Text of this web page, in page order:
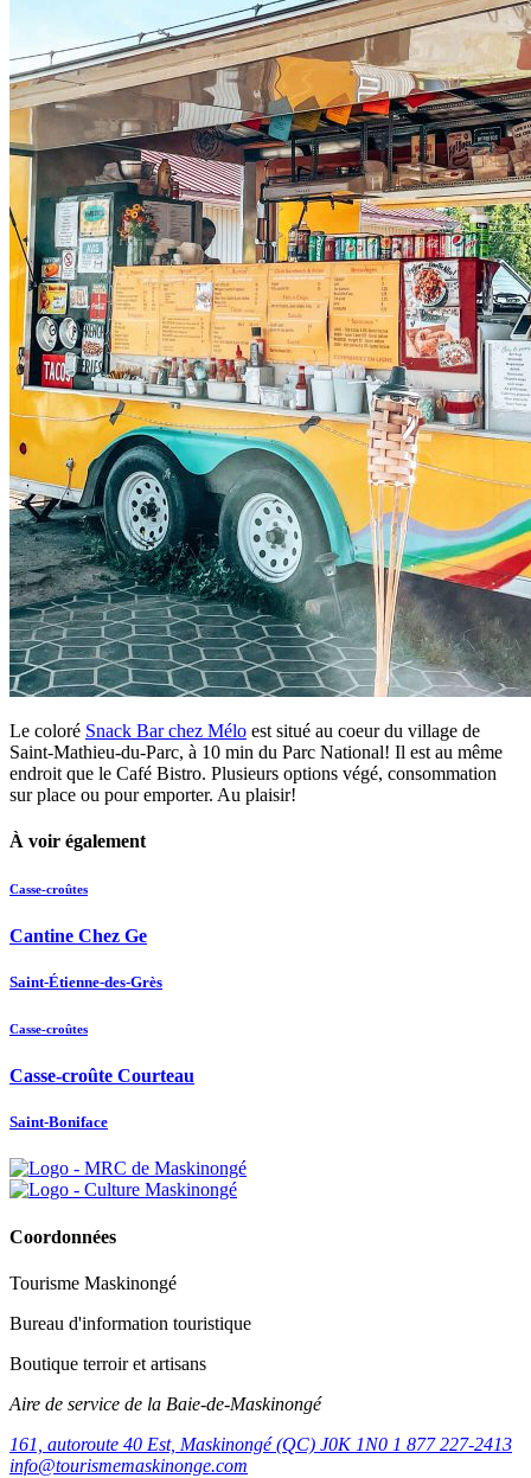
Le coloré Snack Bar chez Mélo est situé au coeur du village de
Saint-Mathieu-du-Parc, à 10 min du Parc National! Il est au même
endroit que le Café Bistro. Plusieurs options végé, consommation
sur place ou pour emporter. Au plaisir!
À voir également
Casse-croûtes
Cantine Chez Ge
Saint-Étienne-des-Grès
Casse-croûtes
Casse-croûte Courteau
Saint-Boniface
Coordonnées
Tourisme Maskinongé
Bureau d'information touristique
Boutique terroir et artisans
Aire de service de la Baie-de-Maskinongé
161, autoroute 40 Est, Maskinongé (QC) J0K 1N0 1 877 227-2413
info@tourismemaskinonge.com